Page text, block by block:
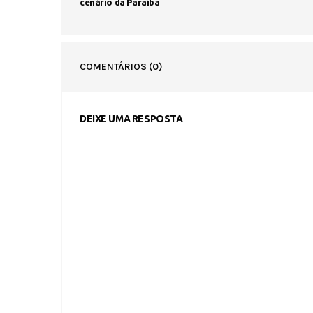
COMENTÁRIOS (0)
DEIXE UMA RESPOSTA